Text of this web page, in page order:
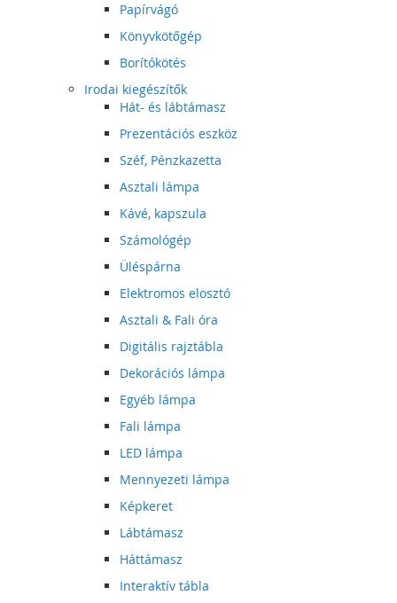
Papírvágó
Könyvkötőgép
Borítókötés
Irodai kiegészítők
Hát- és lábtámasz
Prezentációs eszköz
Széf, Pénzkazetta
Asztali lámpa
Kávé, kapszula
Számológép
Üléspárna
Elektromos elosztó
Asztali & Fali óra
Digitális rajztábla
Dekorációs lámpa
Egyéb lámpa
Fali lámpa
LED lámpa
Mennyezeti lámpa
Képkeret
Lábtámasz
Háttámasz
Interaktív tábla